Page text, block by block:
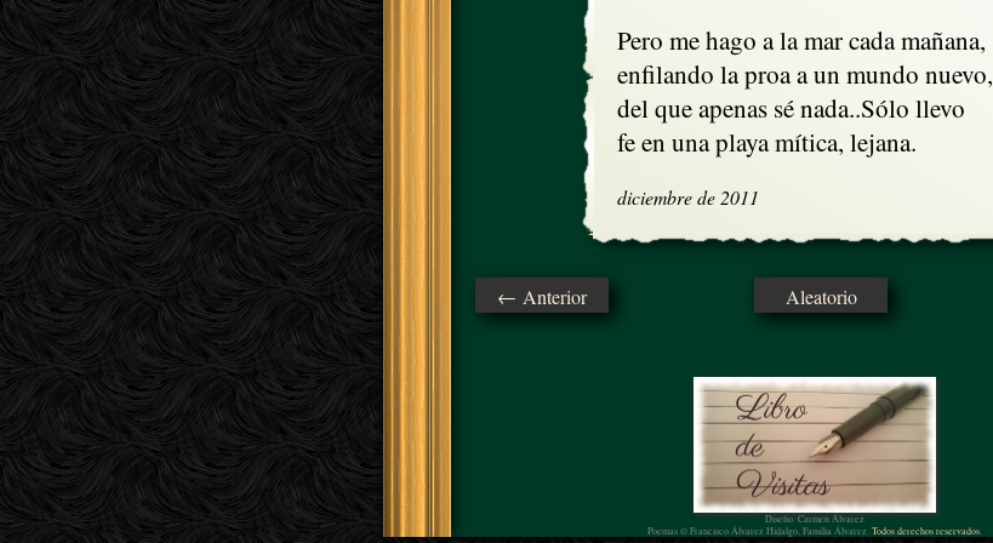
Pero me hago a la mar cada mañana,
enfilando la proa a un mundo nuevo,
del que apenas sé nada..Sólo llevo
fe en una playa mítica, lejana.
diciembre de 2011
← Anterior Aleatorio
Diseño: Carmen Álvarez
Poemas © Francisco Álvarez Hidalgo, Familia Álvarez. Todos derechos reservados.